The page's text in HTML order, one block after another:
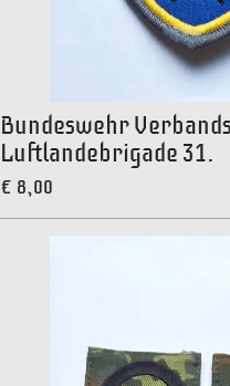
Bundeswehr
Luftlandebrigade 31.
€ 8,00